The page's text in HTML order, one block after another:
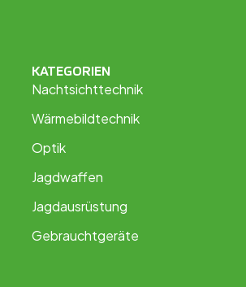
KATEGORIEN
Nachtsichttechnik
Wärmebildtechnik
Optik
Jagdwaffen
Jagdausrüstung
Gebrauchtgeräte